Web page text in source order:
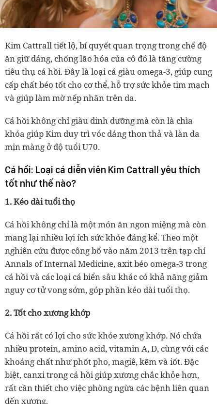
Kim Cattrall tiết lộ, bí quyết quan trọng trong chế độ
ăn giữ dáng, chống lão hóa của cô đó là tăng cường
tiêu thụ cá hồi. Đây là loại cá giàu omega-3, giúp cung
cấp chất béo tốt cho cơ thể, hỗ trợ sức khỏe tim mạch
và giúp làm mờ nếp nhăn trên da.
Cá hồi không chỉ giàu dinh dưỡng mà còn là chìa
khóa giúp Kim duy trì vóc dáng thon thả và làn da
mịn màng ở độ tuổi U70.
Cá hồi: Loại cá diễn viên Kim Cattrall yêu thích
tốt như thế nào?
1. Kéo dài tuổi thọ
Cá hồi không chỉ là một món ăn ngon miệng mà còn
mang lại nhiều lợi ích sức khỏe đáng kể. Theo một
nghiên cứu được công bố vào năm 2013 trên tạp chí
Annals of Internal Medicine, axit béo omega-3 trong
cá hồi và các loại cá biển sâu khác có khả năng giảm
nguy cơ tử vong sớm, góp phần kéo dài tuổi thọ.
2. Tốt cho xương khớp
Cá hồi rất có lợi cho sức khỏe xương khớp. Nó chứa
nhiều protein, amino acid, vitamin A, D, cùng với các
khoáng chất như phốt pho, magiê, kẽm và iốt. Đặc
biệt, canxi trong cá hồi giúp xương chắc khỏe hơn,
rất cần thiết cho việc phòng ngừa các bệnh liên quan
đến xương.